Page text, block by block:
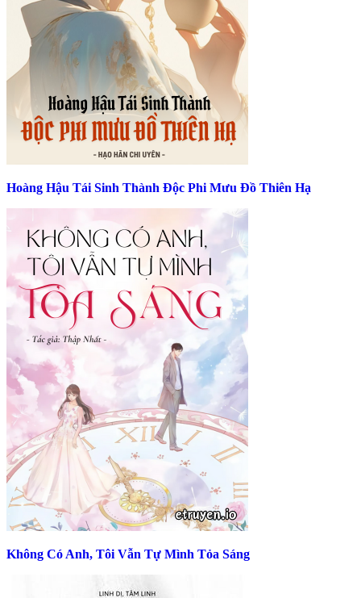
Hoàng Hậu Tái Sinh Thành Độc Phi Mưu Đồ Thiên Hạ
Không Có Anh, Tôi Vẫn Tự Mình Tỏa Sáng